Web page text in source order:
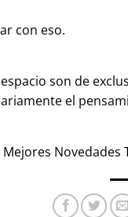
con eso.
son de
el
Mejores